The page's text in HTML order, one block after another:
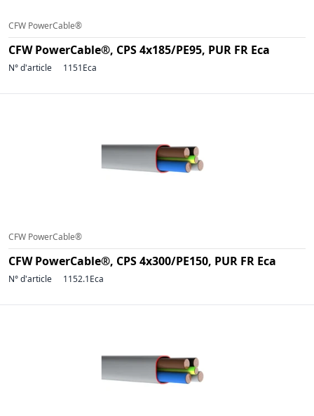
CFW PowerCable®
CFW PowerCable®, CPS 4x185/PE95, PUR FR Eca
N° d'article 1151Eca
CFW PowerCable®
CFW PowerCable®, CPS 4x300/PE150, PUR FR Eca
N° d'article 1152.1Eca